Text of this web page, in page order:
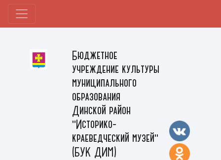
Бюджетное
учреждение культуры
муниципального
образования
Динской район
"Историко-
краеведческий музей"
(БУК ДИМ)